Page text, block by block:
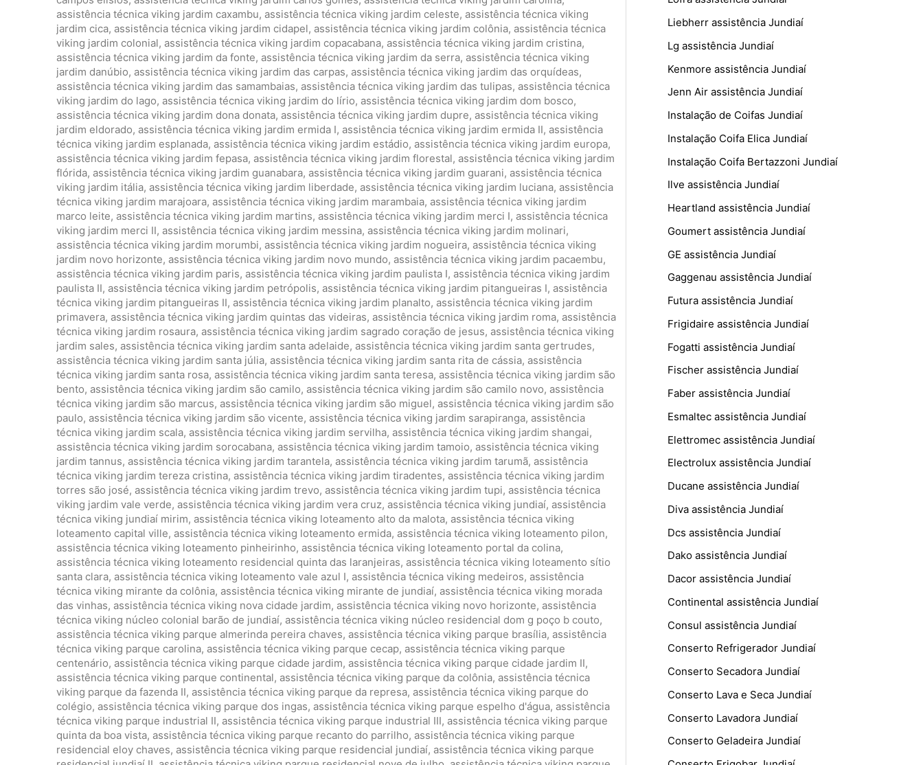
assistência técnica viking jardim caxambu, assistência técnica viking jardim celeste, assistência técnica viking
jardim cica, assistência técnica viking jardim cidapel, assistência técnica viking jardim colônia, assistência técnica
viking jardim colonial, assistência técnica viking jardim copacabana, assistência técnica viking jardim cristina,
assistência técnica viking jardim da fonte, assistência técnica viking jardim da serra, assistência técnica viking
jardim danúbio, assistência técnica viking jardim das carpas, assistência técnica viking jardim das orquídeas,
assistência técnica viking jardim das samambaias, assistência técnica viking jardim das tulipas, assistência técnica
viking jardim do lago, assistência técnica viking jardim do lírio, assistência técnica viking jardim dom bosco,
assistência técnica viking jardim dona donata, assistência técnica viking jardim dupre, assistência técnica viking
jardim eldorado, assistência técnica viking jardim ermida I, assistência técnica viking jardim ermida II, assistência
técnica viking jardim esplanada, assistência técnica viking jardim estádio, assistência técnica viking jardim europa,
assistência técnica viking jardim fepasa, assistência técnica viking jardim florestal, assistência técnica viking jardim
flórida, assistência técnica viking jardim guanabara, assistência técnica viking jardim guarani, assistência técnica
viking jardim itália, assistência técnica viking jardim liberdade, assistência técnica viking jardim luciana, assistência
técnica viking jardim marajoara, assistência técnica viking jardim marambaia, assistência técnica viking jardim
marco leite, assistência técnica viking jardim martins, assistência técnica viking jardim merci I, assistência técnica
viking jardim merci II, assistência técnica viking jardim messina, assistência técnica viking jardim molinari,
assistência técnica viking jardim morumbi, assistência técnica viking jardim nogueira, assistência técnica viking
jardim novo horizonte, assistência técnica viking jardim novo mundo, assistência técnica viking jardim pacaembu,
assistência técnica viking jardim paris, assistência técnica viking jardim paulista I, assistência técnica viking jardim
paulista II, assistência técnica viking jardim petrópolis, assistência técnica viking jardim pitangueiras I, assistência
técnica viking jardim pitangueiras II, assistência técnica viking jardim planalto, assistência técnica viking jardim
primavera, assistência técnica viking jardim quintas das videiras, assistência técnica viking jardim roma, assistência
técnica viking jardim rosaura, assistência técnica viking jardim sagrado coração de jesus, assistência técnica viking
jardim sales, assistência técnica viking jardim santa adelaide, assistência técnica viking jardim santa gertrudes,
assistência técnica viking jardim santa júlia, assistência técnica viking jardim santa rita de cássia, assistência
técnica viking jardim santa rosa, assistência técnica viking jardim santa teresa, assistência técnica viking jardim são
bento, assistência técnica viking jardim são camilo, assistência técnica viking jardim são camilo novo, assistência
técnica viking jardim são marcus, assistência técnica viking jardim são miguel, assistência técnica viking jardim são
paulo, assistência técnica viking jardim são vicente, assistência técnica viking jardim sarapiranga, assistência
técnica viking jardim scala, assistência técnica viking jardim servilha, assistência técnica viking jardim shangai,
assistência técnica viking jardim sorocabana, assistência técnica viking jardim tamoio, assistência técnica viking
jardim tannus, assistência técnica viking jardim tarantela, assistência técnica viking jardim tarumã, assistência
técnica viking jardim tereza cristina, assistência técnica viking jardim tiradentes, assistência técnica viking jardim
torres são josé, assistência técnica viking jardim trevo, assistência técnica viking jardim tupi, assistência técnica
viking jardim vale verde, assistência técnica viking jardim vera cruz, assistência técnica viking jundiaí, assistência
técnica viking jundiaí mirim, assistência técnica viking loteamento alto da malota, assistência técnica viking
loteamento capital ville, assistência técnica viking loteamento ermida, assistência técnica viking loteamento pilon,
assistência técnica viking loteamento pinheirinho, assistência técnica viking loteamento portal da colina,
assistência técnica viking loteamento residencial quinta das laranjeiras, assistência técnica viking loteamento sítio
santa clara, assistência técnica viking loteamento vale azul I, assistência técnica viking medeiros, assistência
técnica viking mirante da colônia, assistência técnica viking mirante de jundiaí, assistência técnica viking morada
das vinhas, assistência técnica viking nova cidade jardim, assistência técnica viking novo horizonte, assistência
técnica viking núcleo colonial barão de jundiaí, assistência técnica viking núcleo residencial dom g poço b couto,
assistência técnica viking parque almerinda pereira chaves, assistência técnica viking parque brasília, assistência
técnica viking parque carolina, assistência técnica viking parque cecap, assistência técnica viking parque
centenário, assistência técnica viking parque cidade jardim, assistência técnica viking parque cidade jardim II,
assistência técnica viking parque continental, assistência técnica viking parque da colônia, assistência técnica
viking parque da fazenda II, assistência técnica viking parque da represa, assistência técnica viking parque do
colégio, assistência técnica viking parque dos ingas, assistência técnica viking parque espelho d'água, assistência
técnica viking parque industrial II, assistência técnica viking parque industrial III, assistência técnica viking parque
quinta da boa vista, assistência técnica viking parque recanto do parrilho, assistência técnica viking parque
residencial eloy chaves, assistência técnica viking parque residencial jundiaí, assistência técnica viking parque
Liebherr assistência Jundiaí
Lg assistência Jundiaí
Kenmore assistência Jundiaí
Jenn Air assistência Jundiaí
Instalação de Coifas Jundiaí
Instalação Coifa Elica Jundiaí
Instalação Coifa Bertazzoni Jundiaí
Ilve assistência Jundiaí
Heartland assistência Jundiaí
Goumert assistência Jundiaí
GE assistência Jundiaí
Gaggenau assistência Jundiaí
Futura assistência Jundiaí
Frigidaire assistência Jundiaí
Fogatti assistência Jundiaí
Fischer assistência Jundiaí
Faber assistência Jundiaí
Esmaltec assistência Jundiaí
Elettromec assistência Jundiaí
Electrolux assistência Jundiaí
Ducane assistência Jundiaí
Diva assistência Jundiaí
Dcs assistência Jundiaí
Dako assistência Jundiaí
Dacor assistência Jundiaí
Continental assistência Jundiaí
Consul assistência Jundiaí
Conserto Refrigerador Jundiaí
Conserto Secadora Jundiaí
Conserto Lava e Seca Jundiaí
Conserto Lavadora Jundiaí
Conserto Geladeira Jundiaí